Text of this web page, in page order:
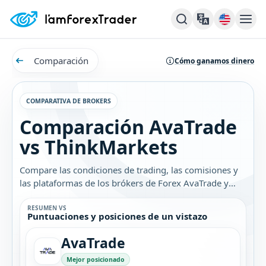
Comparación Cómo ganamos dinero
COMPARATIVA DE BROKERS
Comparación AvaTrade
vs ThinkMarkets
Compare las condiciones de trading, las comisiones y
las plataformas de los brókers de Forex AvaTrade y
ThinkMarkets. Descubra cuál es el mejor bróker para
usted.
RESUMEN VS
Puntuaciones y posiciones de un vistazo
AvaTrade
Mejor posicionado